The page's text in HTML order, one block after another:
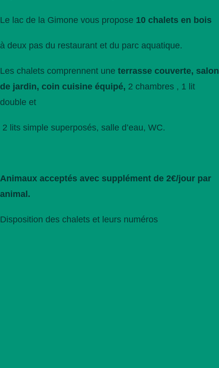
Le lac de la Gimone vous propose 10 chalets en bois
à deux pas du restaurant et du parc aquatique.
Les chalets comprennent une terrasse couverte, salon
de jardin, coin cuisine équipé, 2 chambres , 1 lit
double et
2 lits simple superposés, salle d’eau, WC.
Animaux acceptés avec supplément de 2€/jour par
animal.
Disposition des chalets et leurs numéros